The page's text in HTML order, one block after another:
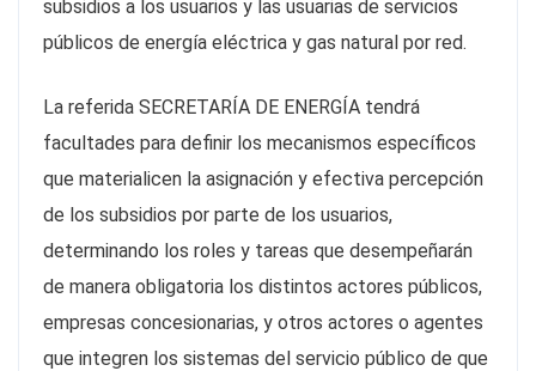
subsidios a los usuarios y las usuarias de servicios
públicos de energía eléctrica y gas natural por red.
La referida SECRETARÍA DE ENERGÍA tendrá
facultades para definir los mecanismos específicos
que materialicen la asignación y efectiva percepción
de los subsidios por parte de los usuarios,
determinando los roles y tareas que desempeñarán
de manera obligatoria los distintos actores públicos,
empresas concesionarias, y otros actores o agentes
que integren los sistemas del servicio público de que